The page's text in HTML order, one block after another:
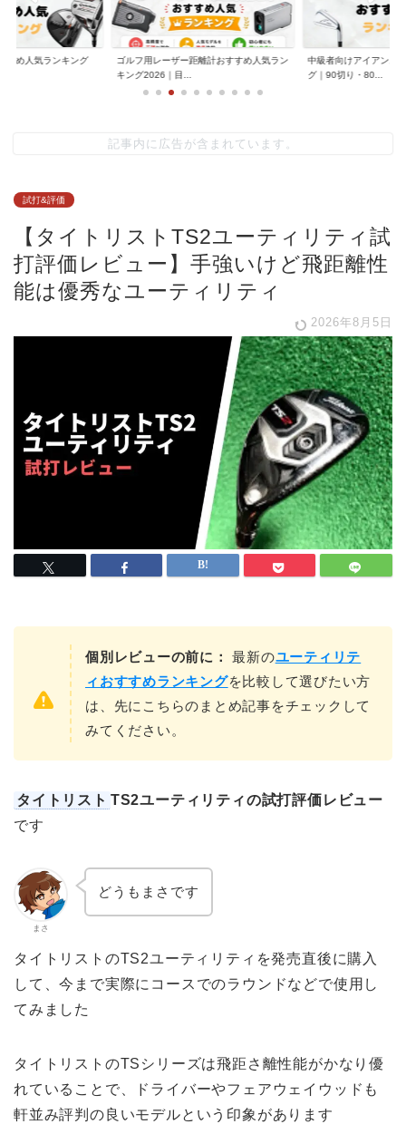
すめ人気ランキング
ゴルフ用レーザー距離計おすすめ人気ラン
キング2026｜目...
中級者向けアイアンお
グ｜90切り・80...
記事内に広告が含まれています。
試打&評価
【タイトリストTS2ユーティリティ試
打評価レビュー】手強いけど飛距離性
能は優秀なユーティリティ
2026年8月5日
個別レビューの前に： 最新のユーティリテ
ィおすすめランキングを比較して選びたい方
は、先にこちらのまとめ記事をチェックして
みてください。
タイトリスト TS2ユーティリティの試打評価レビュー
です
まさ
どうもまさです
タイトリストのTS2ユーティリティを発売直後に購入
して、今まで実際にコースでのラウンドなどで使用し
てみました
タイトリストのTSシリーズは飛距さ離性能がかなり優
れていることで、ドライバーやフェアウェイウッドも
軒並み評判の良いモデルという印象があります